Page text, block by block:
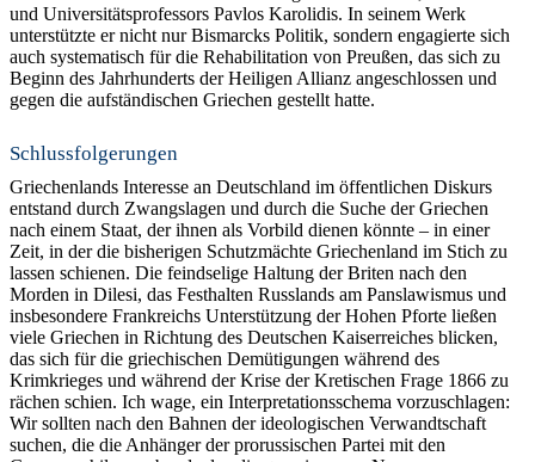
und Universitätsprofessors Pavlos Karolidis. In seinem Werk
unterstützte er nicht nur Bismarcks Politik, sondern engagierte sich
auch systematisch für die Rehabilitation von Preußen, das sich zu
Beginn des Jahrhunderts der Heiligen Allianz angeschlossen und
gegen die aufständischen Griechen gestellt hatte.
Schlussfolgerungen
Griechenlands Interesse an Deutschland im öffentlichen Diskurs
entstand durch Zwangslagen und durch die Suche der Griechen
nach einem Staat, der ihnen als Vorbild dienen könnte – in einer
Zeit, in der die bisherigen Schutzmächte Griechenland im Stich zu
lassen schienen. Die feindselige Haltung der Briten nach den
Morden in Dilesi, das Festhalten Russlands am Panslawismus und
insbesondere Frankreichs Unterstützung der Hohen Pforte ließen
viele Griechen in Richtung des Deutschen Kaiserreiches blicken,
das sich für die griechischen Demütigungen während des
Krimkrieges und während der Krise der Kretischen Frage 1866 zu
rächen schien. Ich wage, ein Interpretationsschema vorzuschlagen:
Wir sollten nach den Bahnen der ideologischen Verwandtschaft
suchen, die die Anhänger der prorussischen Partei mit den